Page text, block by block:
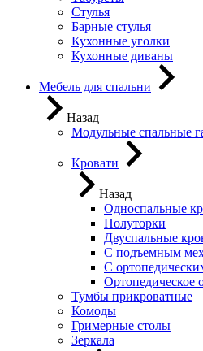
Стулья
Барные стулья
Кухонные уголки
Кухонные диваны
Мебель для спальни
Назад
Модульные спальные
Кровати
Назад
Односпальные
Полуторки
Двуспальные
С подъемным
С
Ортопедическое
Тумбы прикроватные
Комоды
Гримерные столы
Зеркала